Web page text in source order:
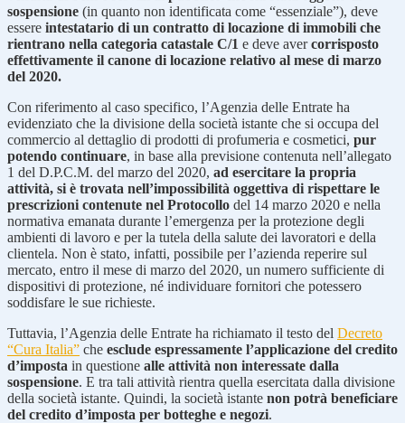
sospensione (in quanto non identificata come “essenziale”), deve
essere intestatario di un contratto di locazione di immobili che
rientrano nella categoria catastale C/1 e deve avercorrisposto
effettivamente il canone di locazione relativo al mese di marzo
del 2020.
Con riferimento al caso specifico, l’Agenzia delle Entrate ha
evidenziato che la divisione della società istante che si occupa del
commercio al dettaglio di prodotti di profumeria e cosmetici, pur
potendo continuare, in base alla previsione contenuta nell’allegato
1 del D.P.C.M. del marzo del 2020, ad esercitare la propria
attività, si è trovata nell’impossibilità oggettiva di rispettare le
prescrizioni contenute nel Protocollo del 14 marzo 2020 e nella
normativa emanata durante l’emergenza per la protezione degli
ambienti di lavoro e per la tutela della salute dei lavoratori e della
clientela. Non è stato, infatti, possibile per l’azienda reperire sul
mercato, entro il mese di marzo del 2020, un numero sufficiente di
dispositivi di protezione, né individuare fornitori che potessero
soddisfare le sue richieste.
Tuttavia, l’Agenzia delle Entrate ha richiamato il testo del Decreto
“Cura Italia” che esclude espressamente l’applicazione del credito
d’imposta in questione alle attività non interessate dalla
sospensione. E tra tali attività rientra quella esercitata dalla divisione
della società istante. Quindi, la società istante non potrà beneficiare
del credito d’imposta per botteghe e negozi.